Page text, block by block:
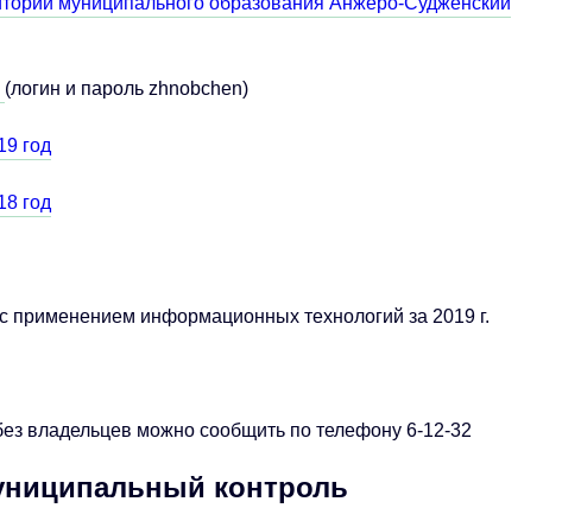
(логин и пароль zhnobchen)
год
год
с применением информационных технологий за 2019 г.
владельцев можно сообщить по телефону 6-12-32
контроль